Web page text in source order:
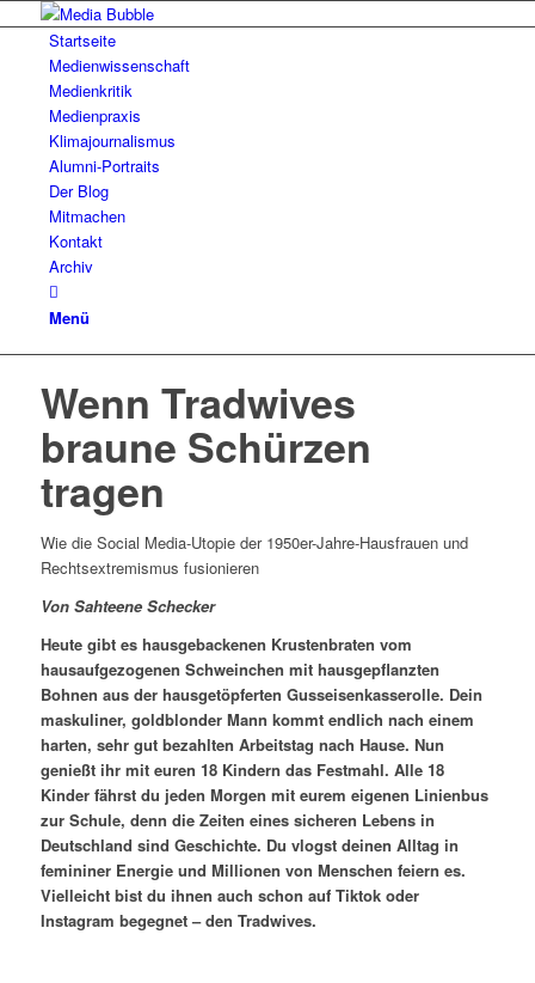
Startseite
Medienwissenschaft
Medienkritik
Medienpraxis
Klimajournalismus
Alumni-Portraits
Der Blog
Mitmachen
Kontakt
Archiv
Menü
Wenn Tradwives
braune Schürzen
tragen
Wie die Social Media-Utopie der 1950er-Jahre-Hausfrauen und
Rechtsextremismus fusionieren
Von Sahteene Schecker
Heute gibt es hausgebackenen Krustenbraten vom
hausaufgezogenen Schweinchen mit hausgepflanzten
Bohnen aus der hausgetöpferten Gusseisenkasserolle. Dein
maskuliner, goldblonder Mann kommt endlich nach einem
harten, sehr gut bezahlten Arbeitstag nach Hause. Nun
genießt ihr mit euren 18 Kindern das Festmahl. Alle 18
Kinder fährst du jeden Morgen mit eurem eigenen Linienbus
zur Schule, denn die Zeiten eines sicheren Lebens in
Deutschland sind Geschichte. Du vlogst deinen Alltag in
femininer Energie und Millionen von Menschen feiern es.
Vielleicht bist du ihnen auch schon auf Tiktok oder
Instagram begegnet – den Tradwives.